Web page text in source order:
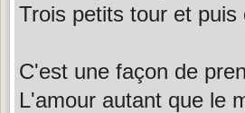
Trois petits tour et puis
C'est une façon de
L'amour autant que le